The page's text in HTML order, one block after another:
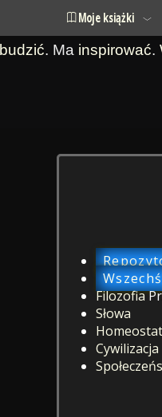
Moje książki
budzić. Ma inspirować.
Filozofia
Słowa
Cywilizacja